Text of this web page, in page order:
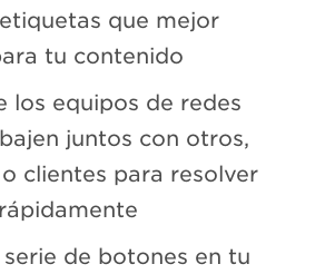
que mejor
tu contenido
los equipos de redes
juntos con otros,
clientes para resolver
serie de botones en tu